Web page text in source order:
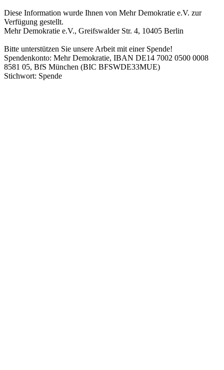
Diese Information wurde Ihnen von Mehr Demokratie e.V. zur
Verfügung gestellt.
Mehr Demokratie e.V., Greifswalder Str. 4, 10405 Berlin
Bitte unterstützen Sie unsere Arbeit mit einer Spende!
Spendenkonto: Mehr Demokratie, IBAN DE14 7002 0500 0008
8581 05, BfS München (BIC BFSWDE33MUE)
Stichwort: Spende